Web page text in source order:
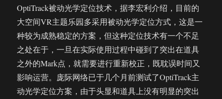
OptiTrack被动光学定位技术，据李宏利介绍，目前的
大空间VR主题乐园多采用被动光学定位方式，这是一
种较为成熟稳定的方案，但这种定位技术有一个不足
之处在于，一旦在实际使用过程中碰到了突出在道具
之外的Mark点，就需要进行重新校正，既耽误时间又
影响运营。庞际网络已于几个月前测试了OptiTrack主
动光学定位方案，由于头显和道具上没有明显的突出